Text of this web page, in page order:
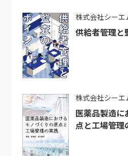
株式会社シーエ
供給者管理と
株式会社シーエ
医薬品製造に
点と工場管理